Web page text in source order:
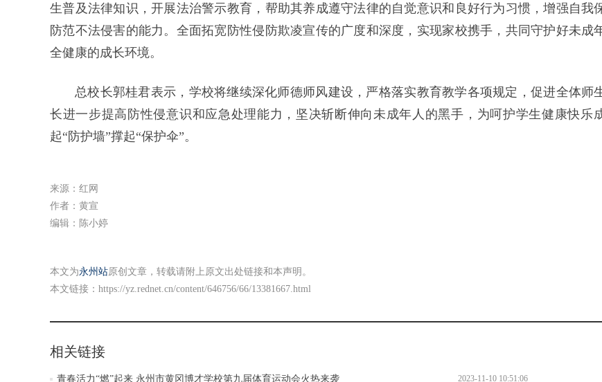
生普及法律知识，开展法治警示教育，帮助其养成遵守法律的自觉意识和良好行为习惯，增强自我
防范不法侵害的能力。全面拓宽防性侵防欺凌宣传的广度和深度，实现家校携手，共同守护好未成
全健康的成长环境。
总校长郭桂君表示，学校将继续深化师德师风建设，严格落实教育教学各项规定，促进全体师
长进一步提高防性侵意识和应急处理能力，坚决斩断伸向未成年人的黑手，为呵护学生健康快乐
起“防护墙”撑起“保护伞”。
来源：红网
作者：黄宣
编辑：陈小婷
本文为永州站原创文章，转载请附上原文出处链接和本声明。
本文链接： https://yz.rednet.cn/content/646756/66/13381667.html
相关链接
青春活力“燃”起来 永州市黄冈博才学校第九届体育运动会火热来袭 2023-11-10 10:51:06